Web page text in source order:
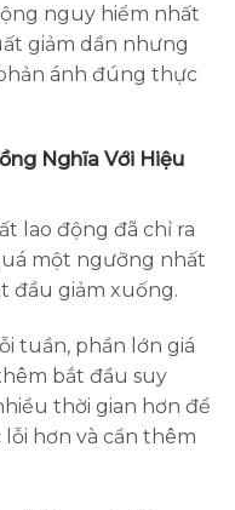
nguy hiểm nhất
giảm dần nhưng
ánh đúng thực
Nghĩa Với Hiệu
lao động đã chỉ ra
một ngưỡng nhất
đầu giảm xuống.
tuần, phần lớn giá
bắt đầu suy
thời gian hơn để
hơn và cần thêm